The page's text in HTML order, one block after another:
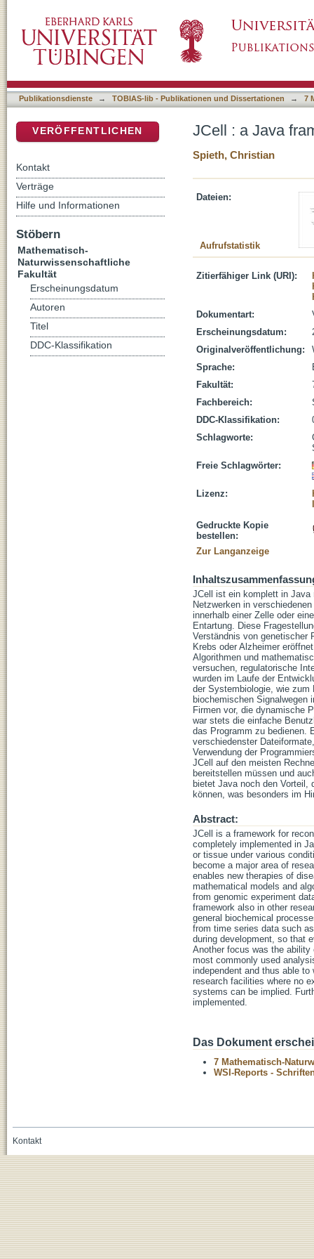
Publikationsdienste → TOBIAS-lib - Publikationen und Dissertationen → 7
JCell : a Java
Spieth, Christian
Dateien:
Aufrufstatistik
Zitierfähiger Link (URI):
Dokumentart:
Erscheinungsdatum:
Originalveröffentlichung:
Sprache:
Fakultät:
Fachbereich:
DDC-Klassifikation:
Schlagworte:
Freie Schlagwörter:
Lizenz:
Gedruckte Kopie
bestellen:
Zur Langanzeige
JCell ist ein komplett in Java
Netzwerken in
innerhalb einer Zelle oder
Entartung. Diese
Verständnis von genetischer
Krebs oder Alzheimer
Algorithmen und
versuchen, regulatorische
wurden im Laufe der
der Systembiologie, wie
biochemischen Signalwegen
Firmen vor, die dynamische
war stets die einfache
das Programm zu bedienen.
verschiedenster
Verwendung der
JCell auf den meisten
bereitstellen müssen und
bietet Java noch den Vorteil,
können, was besonders im
Abstract:
JCell is a framework for
completely implemented in
or tissue under various
become a major area of
enables new therapies of
mathematical models and
from genomic experiment
framework also in other
general biochemical
from time series data such
during development, so that
Another focus was the
most commonly used
independent and thus able
research facilities where no
systems can be implied.
implemented.
Das Dokument
7 Mathematisch-
WSI-Reports -
VERÖFFENTLICHEN
Kontakt
Verträge
Hilfe und Informationen
Stöbern
Mathematisch-
Naturwissenschaftliche
Fakultät
Erscheinungsdatum
Autoren
Titel
DDC-Klassifikation
Kontakt